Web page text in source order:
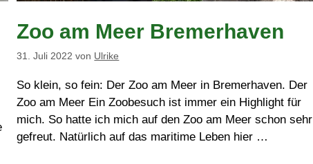
Zoo am Meer Bremerhaven
31. Juli 2022 von Ulrike
So klein, so fein: Der Zoo am Meer in Bremerhaven. Der
Zoo am Meer Ein Zoobesuch ist immer ein Highlight für
mich. So hatte ich mich auf den Zoo am Meer schon sehr
gefreut. Natürlich auf das maritime Leben hier …